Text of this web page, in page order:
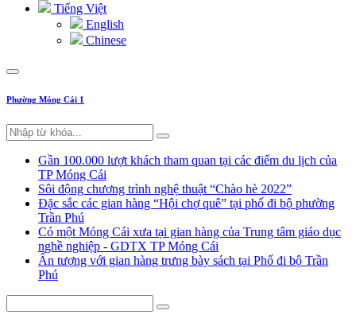
Tiếng Việt
English
Chinese
Phường Móng Cái 1
Gần 100.000 lượt khách tham quan tại các điểm du lịch của
TP Móng Cái
Sôi động chương trình nghệ thuật “Chào hè 2022”
Đặc sắc các gian hàng “Hội chợ quê” tại phố đi bộ phường
Trần Phú
Có một Móng Cái xưa tại gian hàng của Trung tâm giáo dục
nghề nghiệp - GDTX TP Móng Cái
Ấn tượng với gian hàng trưng bày sách tại Phố đi bộ Trần
Phú